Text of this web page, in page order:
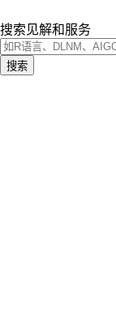
搜索见解和服务
搜索